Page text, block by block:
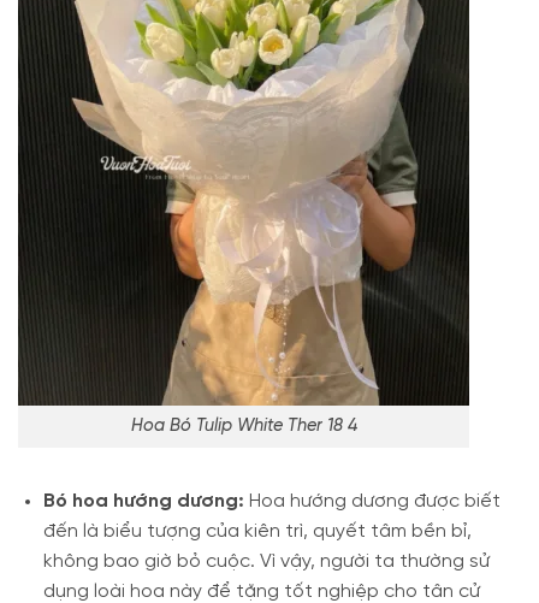
Hoa Bó Tulip White Ther 18 4
Bó hoa hướng dương: Hoa hướng dương được biết
đến là biểu tượng của kiên trì, quyết tâm bền bỉ,
không bao giờ bỏ cuộc. Vì vậy, người ta thường sử
dụng loài hoa này để tặng tốt nghiệp cho tân cử